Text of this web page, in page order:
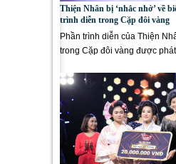
Thiện Nhân bị ‘nhắc nhở’ về
trình diễn trong Cặp đôi vàng
Phần trình diễn của Thiện
trong Cặp đôi vàng được